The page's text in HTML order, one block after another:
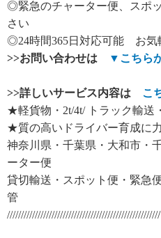
◎緊急のチャーター便、スポ
さい
◎24時間365日対応可能 お気
>>お問い合わせは ▼ こちら
>>詳しいサービス内容は こ
★軽貨物・2t/4t/ トラック輸送
★質の高いドライバー育成に
神奈川県・千葉県・大和市・
ーター便
貸切輸送・スポット便・緊急
管
///////////////////////////////////////////////////////